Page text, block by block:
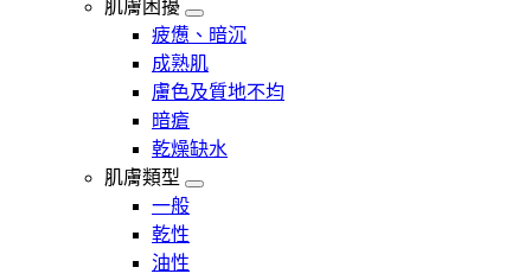
肌膚困擾
疲憊、暗沉
成熟肌
膚色及質地不均
暗瘡​
乾燥缺水
肌膚類型
一般
乾性
油性